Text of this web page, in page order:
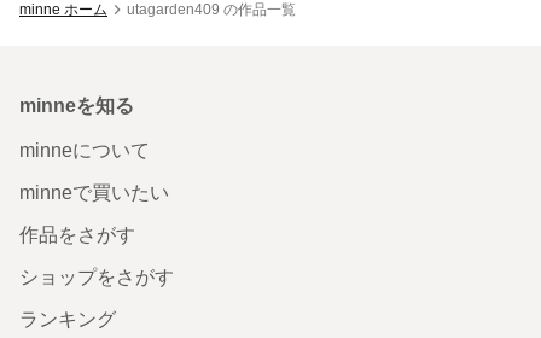
minne ホーム utagarden409 の作品一覧
minneを知る
minneについて
minneで買いたい
作品をさがす
ショップをさがす
ランキング